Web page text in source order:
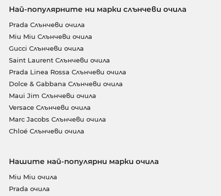
Най-популярните ни марки слънчеви очила
Prada Слънчеви очила
Miu Miu Слънчеви очила
Gucci Слънчеви очила
Saint Laurent Слънчеви очила
Prada Linea Rossa Слънчеви очила
Dolce & Gabbana Слънчеви очила
Maui Jim Слънчеви очила
Versace Слънчеви очила
Marc Jacobs Слънчеви очила
Chloé Слънчеви очила
Нашите най-популярни марки очила
Miu Miu очила
Prada очила